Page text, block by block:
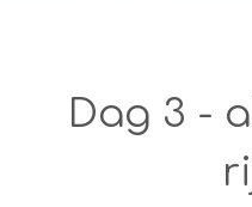
Dag 3 -